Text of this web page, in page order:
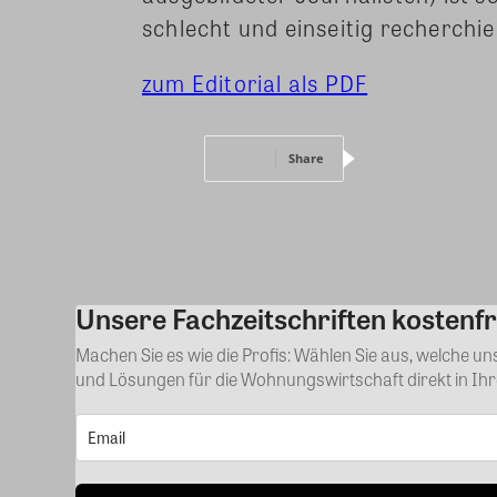
schlecht und einseitig
zum Editorial als PDF
Share
Unsere Fachzeitschriften
Machen Sie es wie die Profis: Wählen Sie aus, welche
und Lösungen für die Wohnungswirtschaft direkt in